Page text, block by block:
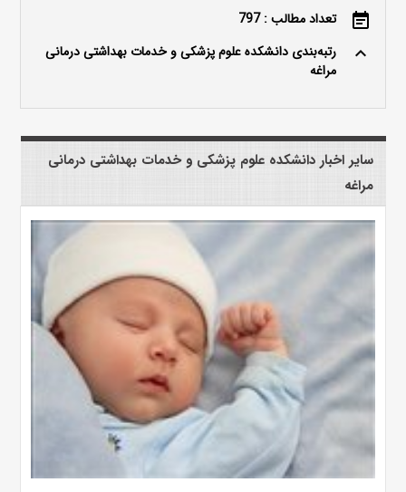
event_note تعداد مطالب : 797
keyboard_arrow_up
رتبه‌بندی دانشکده علوم پزشکی و خدمات بهداشتی درمانی
مراغه
سایر اخبار دانشکده علوم پزشکی و خدمات بهداشتی درمانی
مراغه